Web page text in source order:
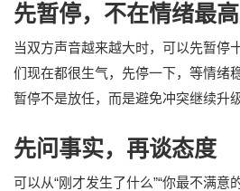
先暂停，不在情绪最
当双方声音越来越大时，可以先暂停
们现在都很生气，先停一下，等情绪
暂停不是放任，而是避免冲突继续升级
先问事实，再谈态度
可以从“刚才发生了什么”“你最不满意